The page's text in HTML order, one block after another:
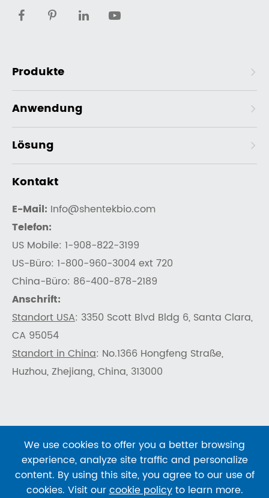
Produkte
Anwendung
Lösung
Kontakt
E-Mail: Info@shentekbio.com
Telefon:
US Mobile: 1-908-822-3199
US-Büro: 1-800-960-3004 ext 720
China-Büro: 86-400-878-2189
Anschrift:
Standort USA: 3350 Scott Blvd Bldg 6, Santa Clara,
CA 95054
Standort in China: No.1366 Hongfeng Straße,
Huzhou, Zhejiang, China, 313000
Urheberrecht ©SHENTEKBIOAlle Rechte
vorbehalten.
Sitemap
| Datenschutz richtlinie
We use cookies to offer you a better browsing
experience, analyze site traffic and personalize
content. By using this site, you agree to our use of
cookies. Visit ourcookie policyto learn more.